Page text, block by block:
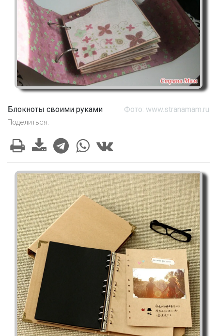
Блокноты своими руками Фото: www.stranamam.ru
Поделиться: